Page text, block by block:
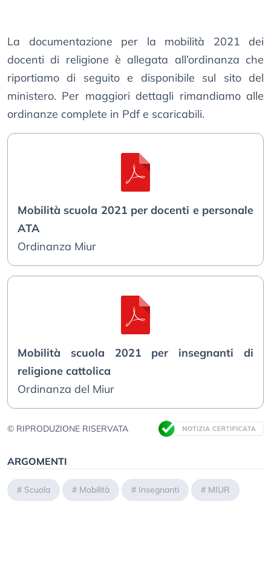
La documentazione per la mobilità 2021 dei
docenti di religione è allegata all’ordinanza che
riportiamo di seguito e disponibile sul sito del
ministero. Per maggiori dettagli rimandiamo alle
ordinanze complete in Pdf e scaricabili.
Mobilità scuola 2021 per docenti e personale
ATA
Ordinanza Miur
Mobilità scuola 2021 per insegnanti di
religione cattolica
Ordinanza del Miur
© RIPRODUZIONE RISERVATA
ARGOMENTI
# Scuola # Mobilità # Insegnanti # MIUR